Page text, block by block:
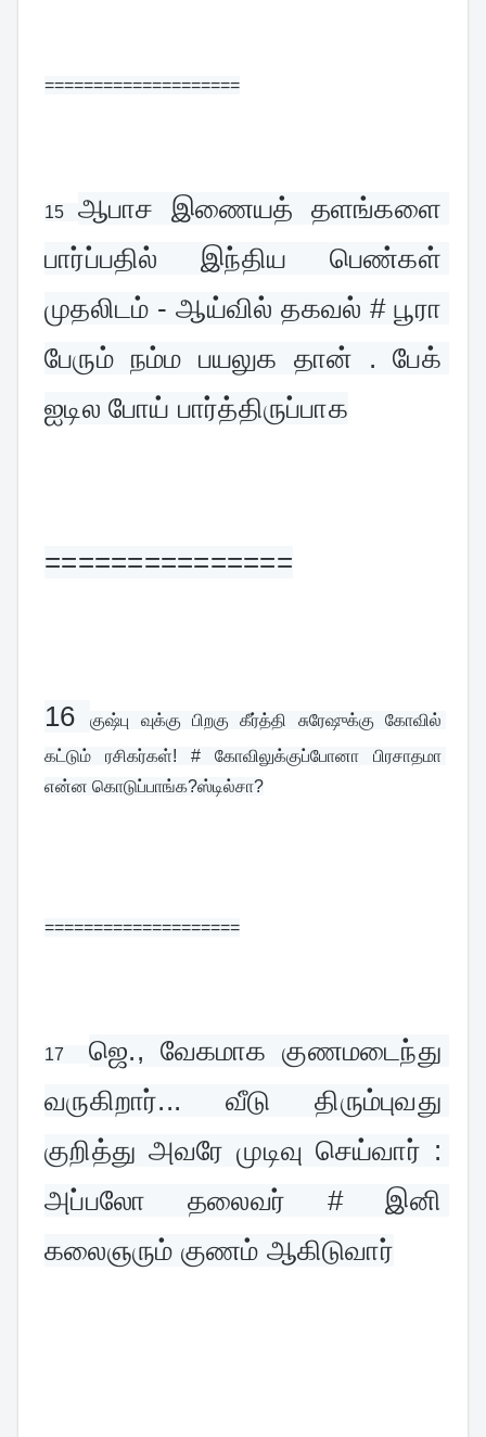
====================
15 ஆபாச இணையத் தளங்களை
பார்ப்பதில் இந்திய பெண்கள்
முதலிடம் - ஆய்வில் தகவல் # பூரா
பேரும் நம்ம பயலுக தான் . பேக்
ஐடில போய் பார்த்திருப்பாக
===============
16 குஷ்பு வுக்கு பிறகு கீர்த்தி சுரேஷுக்கு கோவில்
கட்டும் ரசிகர்கள்! # கோவிலுக்குப்போனா பிரசாதமா
என்ன கொடுப்பாங்க?ஸ்டில்சா?
====================
17 ஜெ., வேகமாக குணமடைந்து
வருகிறார்... வீடு திரும்புவது
குறித்து அவரே முடிவு செய்வார் :
அப்பலோ தலைவர் # இனி
கலைஞரும் குணம் ஆகிடுவார்